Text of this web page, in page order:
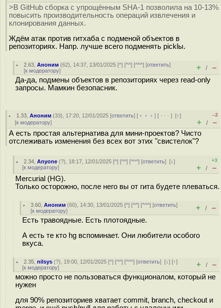
>В GitHub сборка с упрощённым SHA-1 позволила на 10-13%
повысить производительность операций извлечения и
клонирования данных.
Ждём атак против гитхаба с подменой объектов в
репозиториях. Напр. лучше всего подменять picklы.
2.63 ,Аноним (62), 14:37, 13/01/2025 [^] [^^] [^^^] [ответить]
[к модератору] + / –
Да-да, подмены объектов в репозиториях через read-only
запросы. Мамкин безопасник.
1.33 ,Аноним (33), 17:20, 12/01/2025 [ответить] [ ﹢﹢﹢] [ · · ·][↑]
[к модератору]
–2
+ / –
А есть простая альтернатива для мини-проектов? Чисто
отслеживать изменения без всех вот этих "свистелок"?
2.34 ,Anyone (?), 18:17, 12/01/2025 [^] [^^] [^^^] [ответить][↓]
[к модератору]
+3
+ / –
Mercurial (HG).
Только осторожно, после него вы от гита будете плеваться.
3.60 ,Аноним (60), 14:30, 13/01/2025 [^] [^^] [^^^] [ответить]
[к модератору] + / –
Есть травоядные. Есть плотоядные.
А есть те кто hg вспоминает. Они любители особого
вкуса.
2.35 ,nilsys (?), 19:00, 12/01/2025 [^] [^^] [^^^] [ответить][↓] [↑]
[к модератору] + / –
можно просто не пользоваться функционалом, который не
нужен
для 90% репозиториев хватает commit, branch, checkout и